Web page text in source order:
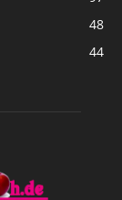
48
44